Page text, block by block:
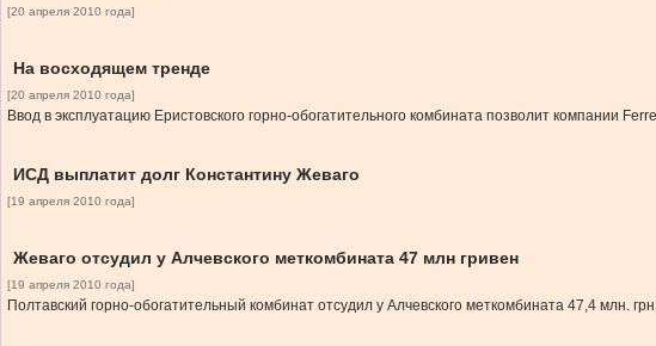
[20 апреля 2010 года]
На восходящем тренде
[20 апреля 2010 года]
Ввод в эксплуатацию Еристовского горно-обогатительного комбината позволит компании
ИСД выплатит долг Константину Жеваго
[19 апреля 2010 года]
Жеваго отсудил у Алчевского меткомбината 47 млн гривен
[19 апреля 2010 года]
Полтавский горно-обогатительный комбинат отсудил у Алчевского меткомбината 47,4 млн.